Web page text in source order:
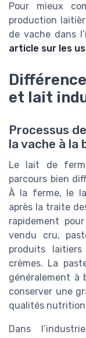
Pour mieux
production
de vache dans
article sur les
et lait
Processus
la vache à la
Le lait de
parcours bien
À la ferme, le
après la traite
rapidement
vendu cru,
produits
crèmes. La
généralement à
conserver une
qualités
Dans